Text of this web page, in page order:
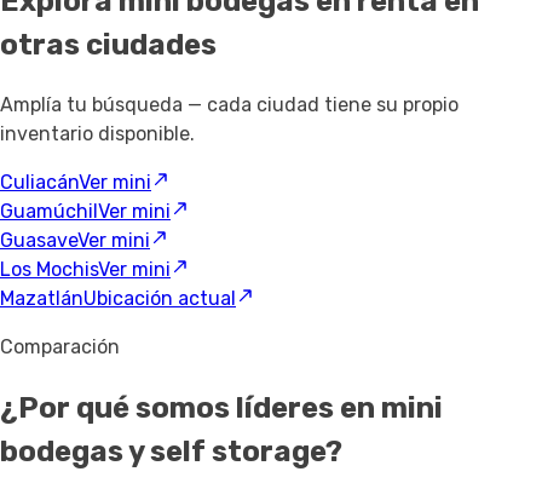
otras ciudades
Amplía tu búsqueda — cada ciudad tiene su propio
inventario disponible.
CuliacánVer mini
GuamúchilVer mini
GuasaveVer mini
Los MochisVer mini
MazatlánUbicación actual
Comparación
¿Por qué somos líderes en mini
bodegas y self storage?